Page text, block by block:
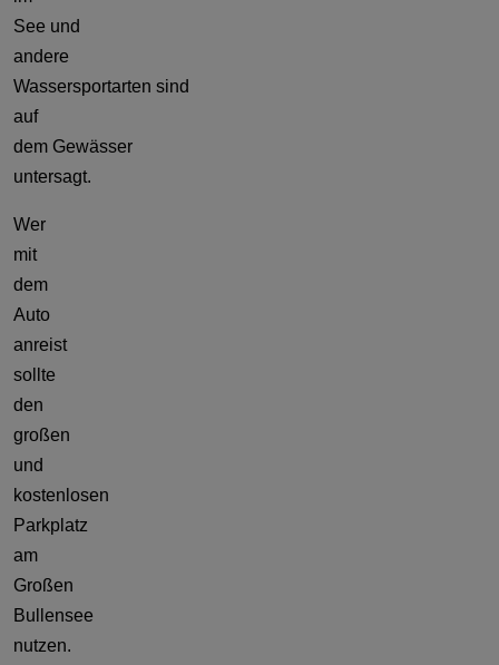
See und
andere
Wassersportarten sind
auf
dem Gewässer
untersagt.
Wer
mit
dem
Auto
anreist
sollte
den
großen
und
kostenlosen
Parkplatz
am
Großen
Bullensee
nutzen.